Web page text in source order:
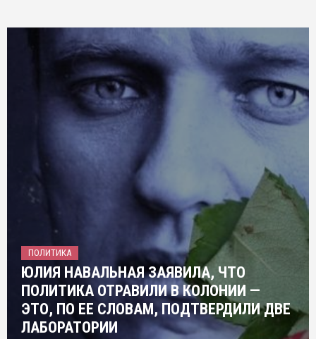
ПОЛИТИКА
ЮЛИЯ НАВАЛЬНАЯ ЗАЯВИЛА, ЧТО
ПОЛИТИКА ОТРАВИЛИ В КОЛОНИИ —
ЭТО, ПО ЕЕ СЛОВАМ, ПОДТВЕРДИЛИ ДВЕ
ЛАБОРАТОРИИ